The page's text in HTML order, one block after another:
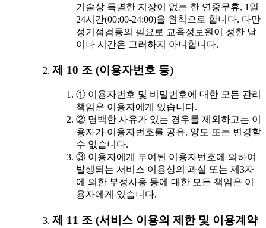
기술상 특별한 지장이 없는 한 연중무휴, 1일
24시간(00:00-24:00)을 원칙으로 합니다. 다만
정기점검등의 필요로 교육정보원이 정한 날
이나 시간은 그러하지 아니합니다.
제 10 조 (이용자번호 등)
① 이용자번호 및 비밀번호에 대한 모든 관리
책임은 이용자에게 있습니다.
② 명백한 사유가 있는 경우를 제외하고는 이
용자가 이용자번호를 공유, 양도 또는 변경할
수 없습니다.
③ 이용자에게 부여된 이용자번호에 의하여
발생되는 서비스 이용상의 과실 또는 제3자
에 의한 부정사용 등에 대한 모든 책임은 이
용자에게 있습니다.
제 11 조 (서비스 이용의 제한 및 이용계약